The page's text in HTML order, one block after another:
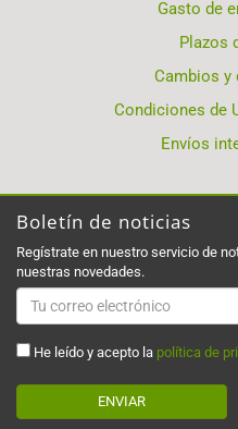
Gasto de
Plazos
Cambios y
Condiciones de
Envíos
Boletín de noticias
Regístrate en nuestro servicio de
nuestras novedades.
He leído y acepto la política de
ENVIAR